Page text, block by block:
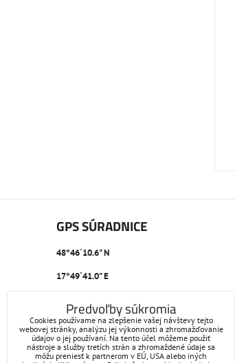
GPS SÚRADNICE
48°46´10.6" N
17°49´41.0" E
Predvoľby súkromia
Cookies používame na zlepšenie vašej návštevy tejto
webovej stránky, analýzu jej výkonnosti a zhromažďovanie
údajov o jej používaní. Na tento účel môžeme použiť
nástroje a služby tretích strán a zhromaždené údaje sa
môžu preniesť k partnerom v EÚ, USA alebo iných